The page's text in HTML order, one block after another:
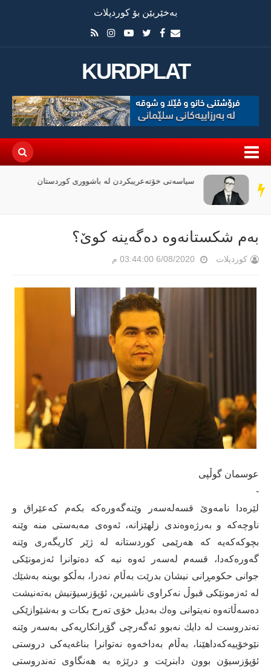
بەخێربێن بۆ کوردپلات
KURDPLAT
سەر
دێڕ
سیاسەتی خۆتەعریبکردن لە باشووری کوردستان
بەم شكستانەوە دەگەینە كوێ؟
کوردپلات 6/08/2020 03:44:00 م
عوسمان گوڵپی
-
لێرەدا نامەوێ قسەلەسەر وێنەگەورەكە بكەم كەعێراق و
ناوچەكە و بەرژەوەندی زلهێزانە، ئەوەی مەبەستی منە وێنە
بچوکەکەیە کە هەرێمی کوردستانە لە ژێر کاریگەری وێنە
گەورەکەدا، قسەم لەسەر ئەوە نیە کە دەتوانرا ئەزمونێکی
جوانی حکومڕانی نیشان بدرێت بەڵام نەدرا، بەڵکو بوینە بەشێك
لە ئەزمونێكی قبوڵ نەكراوی ناشیرین، ئۆپۆزسیۆنیش بەتەنیشت
دەسەڵاتەوە نەیتوانی وەك بەدیل خۆی تەرح بکات و بەشێوازێکی
تەندروست لە دایك نەبوو ئەگەرچی گۆڕانکاریەکی بەسەر وێنە
نێوخۆییەکەداهێنا، بەڵام بەداخەوە نەتوانرا بناغەیەكی دروستی
ئۆپۆزسیۆن بوون دابنرێت و درێژە بە هەنگاوی تەندروستی